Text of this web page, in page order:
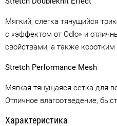
Мягкий, слегка тянущийся
с «эффектом от Odlo» и
свойствами, а также
Stretch Performance Mesh
Мягкая тянущаяся сетка для
Отличное влагоотведение,
Характеристика